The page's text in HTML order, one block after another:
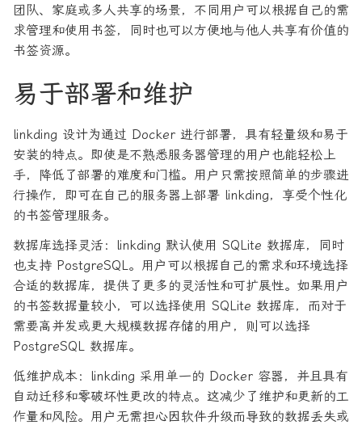
团队、家庭或多人共享的场景，不同用户可以根据自己的需
求管理和使用书签，同时也可以方便地与他人共享有价值的
书签资源。
易于部署和维护
linkding 设计为通过 Docker 进行部署，具有轻量级和易于
安装的特点。即使是不熟悉服务器管理的用户也能轻松上
手，降低了部署的难度和门槛。用户只需按照简单的步骤进
行操作，即可在自己的服务器上部署 linkding，享受个性化
的书签管理服务。
数据库选择灵活：linkding 默认使用 SQLite 数据库，同时
也支持 PostgreSQL。用户可以根据自己的需求和环境选择
合适的数据库，提供了更多的灵活性和可扩展性。如果用户
的书签数据量较小，可以选择使用 SQLite 数据库，而对于
需要高并发或更大规模数据存储的用户，则可以选择
PostgreSQL 数据库。
低维护成本：linkding 采用单一的 Docker 容器，并且具有
自动迁移和零破坏性更改的特点。这减少了维护和更新的工
作量和风险。用户无需担心因软件升级而导致的数据丢失或